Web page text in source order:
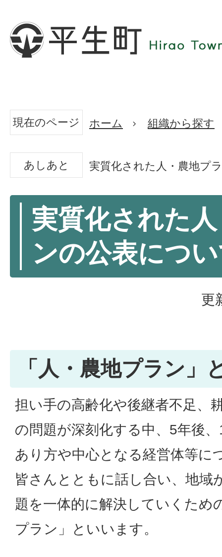
現在のページ ホーム 組織から探す
あしあと 実質化された人・農地プ
実質化された
ンの公表につ
更
「人・農地プラン」
担い手の高齢化や後継者不足、
の問題が深刻化する中、5年後
あり方や中心となる経営体等に
皆さんとともに話し合い、地域
題を一体的に解決していくため
プラン」といいます。